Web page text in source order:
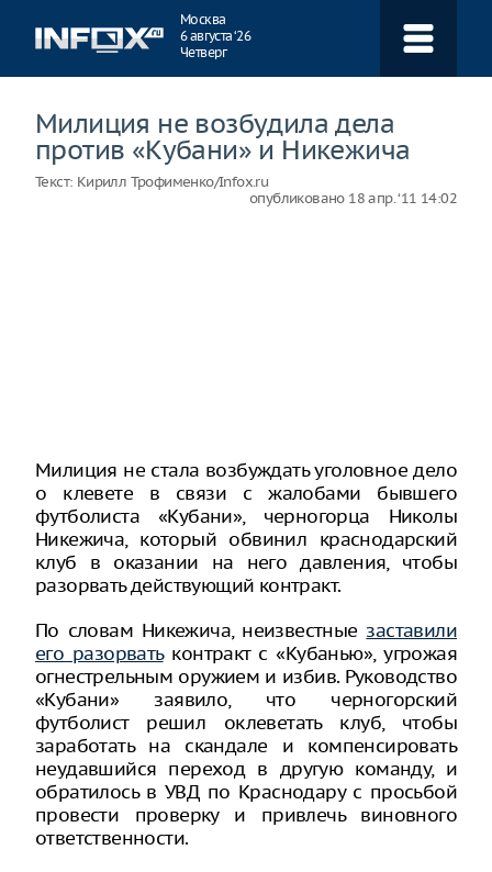
Москва
6 августа ‘26
Четверг
Милиция не возбудила дела
против «Кубани» и Никежича
Текст: Кирилл Трофименко/Infox.ru
опубликовано 18 апр. ‘11 14:02
Милиция не стала возбуждать уголовное дело
о клевете в связи с жалобами бывшего
футболиста «Кубани», черногорца Николы
Никежича, который обвинил краснодарский
клуб в оказании на него давления, чтобы
разорвать действующий контракт.
По словам Никежича, неизвестные заставили
его разорватьконтракт с «Кубанью», угрожая
огнестрельным оружием и избив. Руководство
«Кубани» заявило, что черногорский
футболист решил оклеветать клуб, чтобы
заработать на скандале и компенсировать
неудавшийся переход в другую команду, и
обратилось в УВД по Краснодару с просьбой
провести проверку и привлечь виновного
ответственности.